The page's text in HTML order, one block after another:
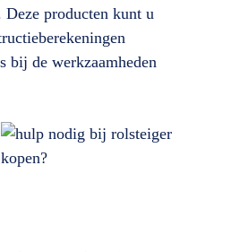
producten kunt u
bij de werkzaamheden